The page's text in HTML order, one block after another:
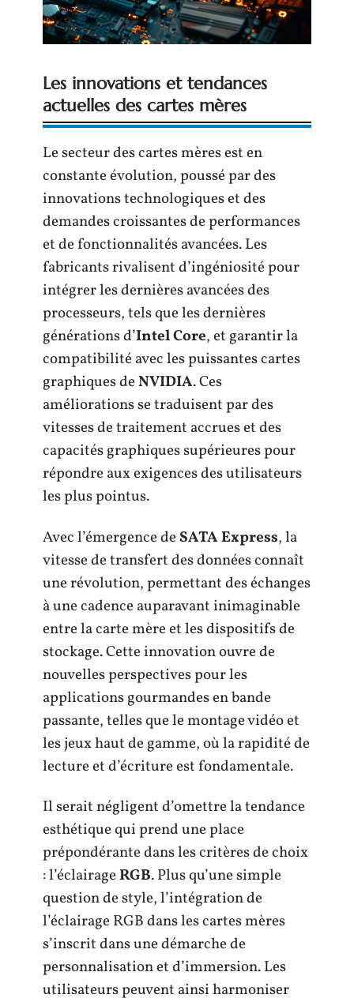
Les innovations et tendances
actuelles des cartes mères
Le secteur des cartes mères est en
constante évolution, poussé par des
innovations technologiques et des
demandes croissantes de performances
et de fonctionnalités avancées. Les
fabricants rivalisent d’ingéniosité pour
intégrer les dernières avancées des
processeurs, tels que les dernières
générations d’Intel Core, et garantir la
compatibilité avec les puissantes cartes
graphiques deNVIDIA. Ces
améliorations se traduisent par des
vitesses de traitement accrues et des
capacités graphiques supérieures pour
répondre aux exigences des utilisateurs
les plus pointus.
Avec l’émergence deSATA Express, la
vitesse de transfert des données connaît
une révolution, permettant des échanges
à une cadence auparavant inimaginable
entre la carte mère et les dispositifs de
stockage. Cette innovation ouvre de
nouvelles perspectives pour les
applications gourmandes en bande
passante, telles que le montage vidéo et
les jeux haut de gamme, où la rapidité de
lecture et d’écriture est fondamentale.
Il serait négligent d’omettre la tendance
esthétique qui prend une place
prépondérante dans les critères de choix
: l’éclairageRGB. Plus qu’une simple
question de style, l’intégration de
l’éclairage RGB dans les cartes mères
s’inscrit dans une démarche de
personnalisation et d’immersion. Les
utilisateurs peuvent ainsi harmoniser